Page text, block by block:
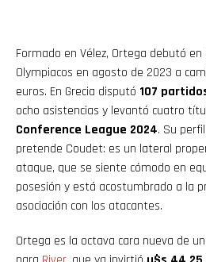
Formado en Vélez, Ortega debutó
Olympiacos en agosto de 2023 a
euros. En Grecia disputó 107
ocho asistencias y levantó cuatro
Conference League 2024. Su
pretende Coudet: es un lateral
ataque, que se siente cómodo en
posesión y está acostumbrado a la
asociación con los atacantes.
Ortega es la octava cara nueva de